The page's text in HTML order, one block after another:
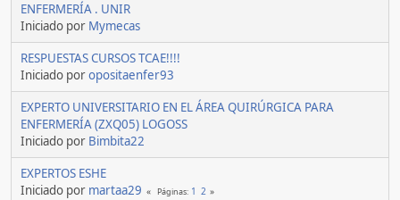
ENFERMERÍA . UNIR
Iniciado por Mymecas
RESPUESTAS CURSOS TCAE!!!!
Iniciado poropositaenfer93
EXPERTO UNIVERSITARIO EN EL ÁREA QUIRÚRGICA PARA
ENFERMERÍA (ZXQ05) LOGOSS
Iniciado por Bimbita22
EXPERTOS ESHE
Iniciado por martaa29 Páginas 1 2